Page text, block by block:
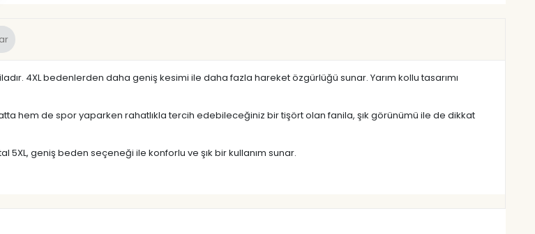
4XL bedenlerden daha geniş kesimi ile daha fazla hareket özgürlüğü sunar. Yarım kollu tasarımı
hem de spor yaparken rahatlıkla tercih edebileceğiniz bir tişört olan fanila, şık görünümü ile de dikkat
geniş beden seçeneği ile konforlu ve şık bir kullanım sunar.